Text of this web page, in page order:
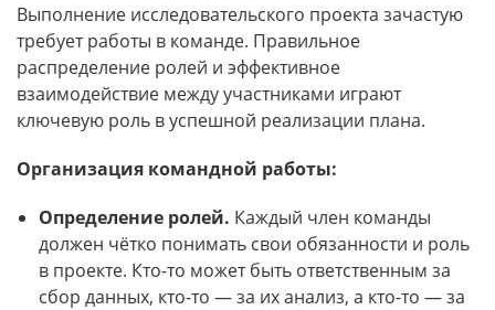
Выполнение исследовательского проекта зачастую
требует работы в команде. Правильное
распределение ролей и эффективное
взаимодействие между участниками играют
ключевую роль в успешной реализации плана.
Организация командной работы:
Определение ролей. Каждый член команды
должен чётко понимать свои обязанности и роль
в проекте. Кто-то может быть ответственным за
сбор данных, кто-то — за их анализ, а кто-то — за